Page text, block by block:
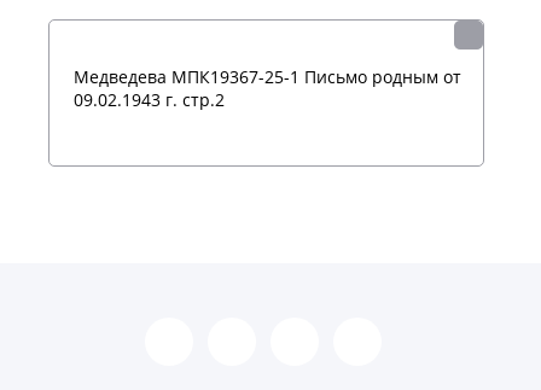
Медведева МПК19367-25-1 Письмо родным от
09.02.1943 г. стр.2